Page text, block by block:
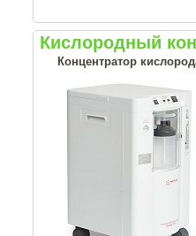
Кислородный
Концентратор